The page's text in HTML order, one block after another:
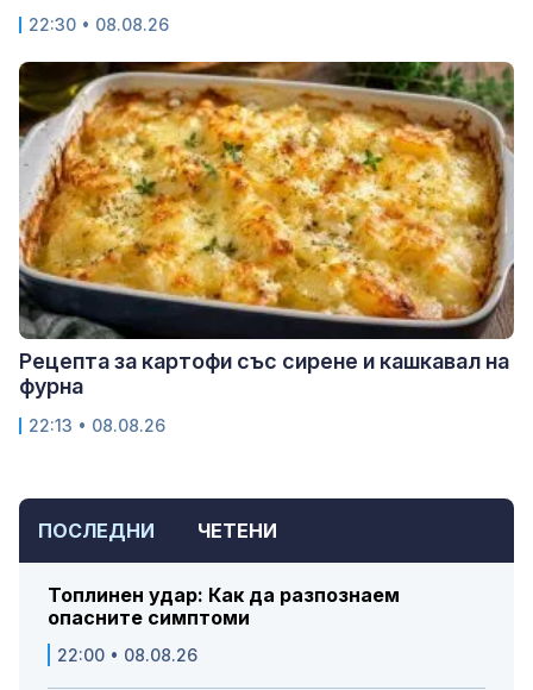
ПОСЛЕДНИ ЧЕТЕНИ
Топлинен удар: Как да разпознаем
опасните симптоми
22:00 • 08.08.26
22:30 • 08.08.26
Рецепта за картофи със сирене и кашкавал на
фурна
22:13 • 08.08.26